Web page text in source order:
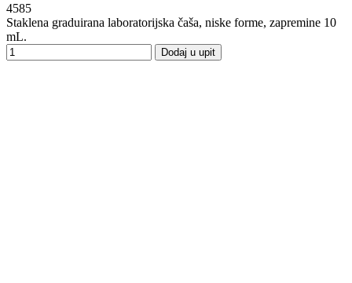
4585
Staklena graduirana laboratorijska čaša, niske forme, zapremine 10
mL.
Dodaj u upit